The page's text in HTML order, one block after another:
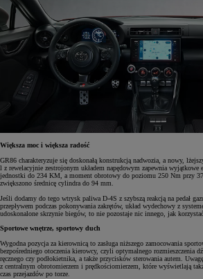
Większa moc i większa radość
GR86 charakteryzuje się doskonałą konstrukcją nadwozia, a nowy,
l z rewelacyjnie zestrojonym układem napędowym zapewnia wyjątkowe
jednostki do 234 KM, a moment obrotowy do poziomu 250 Nm przy
zwiększono średnicę cylindra do 94 mm.
Jeśli dodamy do tego wtrysk paliwa D-4S z szybszą reakcją na pedał
przepływem podczas pokonywania zakrętów, układ wydechowy z
udoskonalone skrzynie biegów, to nie pozostaje nic innego, jak
Sportowe wnętrze, sportowy duch
Wygodna pozycja za kierownicą to zasługa niższego zamocowania
bezpośredniego otoczenia kierowcy, czyli optymalnego rozmieszczenia
ręcznego czy podłokietnika, a także przycisków sterowania autem.
z centralnym obrotomierzem i prędkościomierzem, które wyświetlają
czas przejazdów po torze.